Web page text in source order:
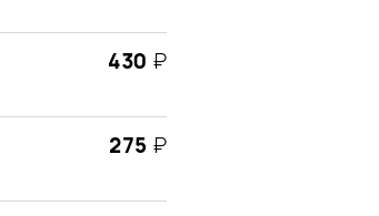
430 ₽
275 ₽